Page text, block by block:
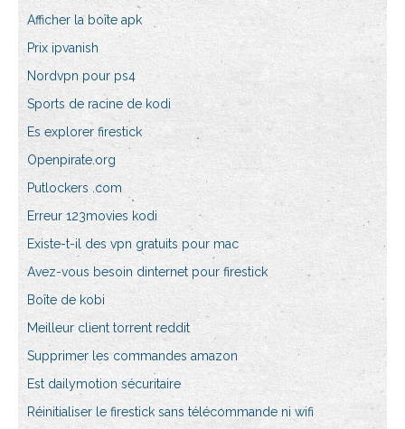
Afficher la boîte apk
Prix ipvanish
Nordvpn pour ps4
Sports de racine de kodi
Es explorer firestick
Openpirate.org
Putlockers .com
Erreur 123movies kodi
Existe-t-il des vpn gratuits pour mac
Avez-vous besoin dinternet pour firestick
Boîte de kobi
Meilleur client torrent reddit
Supprimer les commandes amazon
Est dailymotion sécuritaire
Réinitialiser le firestick sans télécommande ni wifi